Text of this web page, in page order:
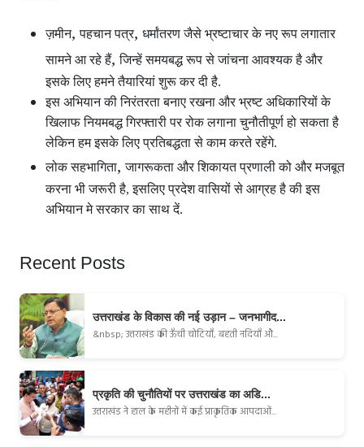
ज़मीन,पहचान पत्र, धर्मांतरण जैसे भ्रष्टाचार के नए रूप लगातार
सामने आ रहे हैं,जिन्हें समयबद्ध रूप से जांचना आवश्यक है और
इसके लिए हमने तैयारियां शुरू कर दी है.
इस अभियान की निरंतरता बनाए रखना और भ्रष्ट अधिकारियों के
खिलाफ नियमबद्ध गिरफ्तारी पर रोक लगाना चुनौतीपूर्ण हो सकता है
लेकिन हम इसके लिए प्रतिबद्धता से काम करते रहेंगे.
लोक सहभागिता,जागरूकता और शिकायत प्रणाली को और मजबूत
करना भी जरूरी है, इसलिए प्रदेश वासियों से आग्रह है की इस
अभियान मे सरकार का साथ दें.
Recent Posts
उत्तराखंड के विकास की नई उड़ान – जनभागीद...
&nbsp; उत्तराखंड की ऊँची चोटियाँ, बहती नदियाँ औ...
प्रकृति की चुनौतियों पर उत्तराखंड का अडि...
उत्तराखंड ने हाल के महीनों में कई प्राकृतिक आपदाओं...